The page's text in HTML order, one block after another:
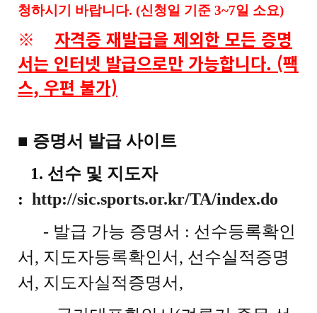
청하시기 바랍니다. (신청일 기준 3~7일 소요)
※ 자격증 재발급을 제외한 모든 증명
서는 인터넷 발급으로만 가능합니다. (팩
스, 우편 불가)
■ 증명서 발급 사이트
1. 선수 및 지도자
: http://sic.sports.or.kr/TA/index.do
- 발급 가능 증명서 : 선수등록확인
서, 지도자등록확인서, 선수실적증명
서, 지도자실적증명서,